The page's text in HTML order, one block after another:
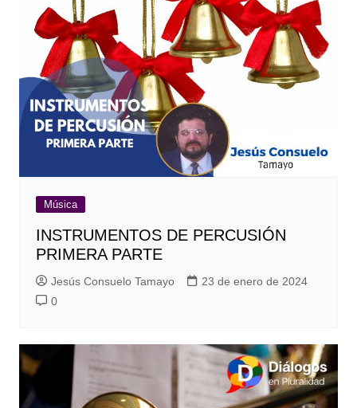
Música
INSTRUMENTOS DE PERCUSIÓN
PRIMERA PARTE
Jesús Consuelo Tamayo
23 de enero de 2024
0